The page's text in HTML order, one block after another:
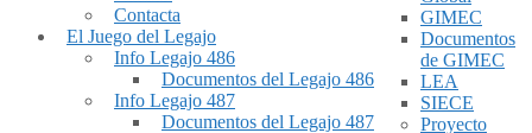
Contacta
El Juego del Legajo
Info Legajo 486
Documentos del Legajo 486
Info Legajo 487
Documentos del Legajo 487
GIMEC
Documentos
de GIMEC
LEA
SIECE
Proyecto